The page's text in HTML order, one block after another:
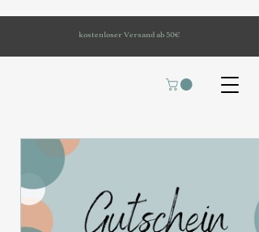
kostenloser Versand ab 50€